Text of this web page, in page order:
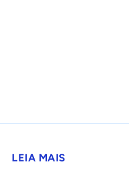
LEIA MAIS